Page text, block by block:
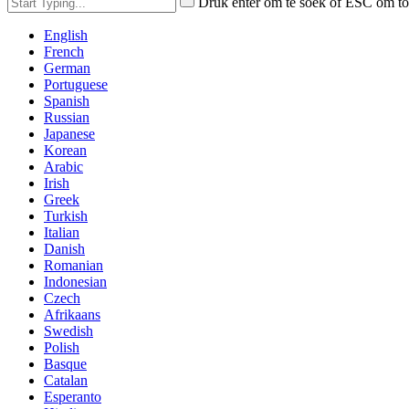
English
French
German
Portuguese
Spanish
Russian
Japanese
Korean
Arabic
Irish
Greek
Turkish
Italian
Danish
Romanian
Indonesian
Czech
Afrikaans
Swedish
Polish
Basque
Catalan
Esperanto